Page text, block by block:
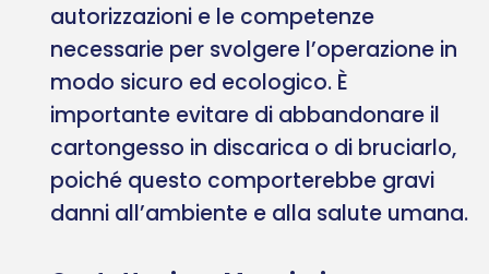
autorizzazioni e le competenze
necessarie per svolgere l’operazione in
modo sicuro ed ecologico. È
importante evitare di abbandonare il
cartongesso in discarica o di bruciarlo,
poiché questo comporterebbe gravi
danni all’ambiente e alla salute umana.